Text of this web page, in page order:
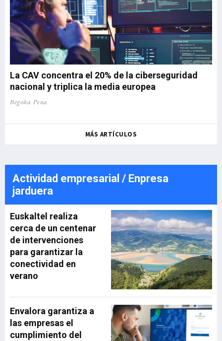
La CAV concentra el 20% de la ciberseguridad
nacional y triplica la media europea
Begoña Pena
MÁS ARTÍCULOS
Actividad empresarial / Enpresa
jarduera
Euskaltel realiza
cerca de un centenar
de intervenciones
para garantizar la
conectividad en
verano
Envalora garantiza a
las empresas el
cumplimiento del